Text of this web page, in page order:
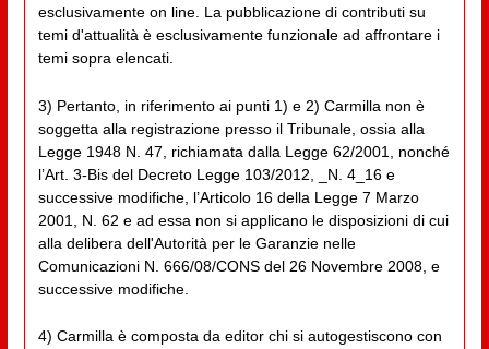
esclusivamente on line. La pubblicazione di contributi su
temi d'attualità è esclusivamente funzionale ad affrontare i
temi sopra elencati.
3) Pertanto, in riferimento ai punti 1) e 2) Carmilla non è
soggetta alla registrazione presso il Tribunale, ossia alla
Legge 1948 N. 47, richiamata dalla Legge 62/2001, nonché
l’Art. 3-Bis del Decreto Legge 103/2012, _N. 4_16 e
successive modifiche, l’Articolo 16 della Legge 7 Marzo
2001, N. 62 e ad essa non si applicano le disposizioni di cui
alla delibera dell'Autorità per le Garanzie nelle
Comunicazioni N. 666/08/CONS del 26 Novembre 2008, e
successive modifiche.
4) Carmilla è composta da editor chi si autogestiscono con